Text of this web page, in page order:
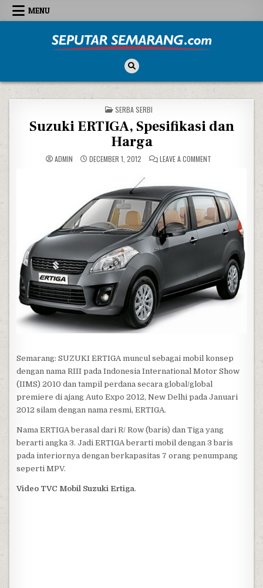
Skip to content
MENU
POSTED IN
SERBA SERBI
Suzuki ERTIGA, Spesifikasi dan
Harga
ADMIN DECEMBER 1, 2012 LEAVE A COMMENT
Semarang: SUZUKI ERTIGA muncul sebagai mobil konsep
dengan nama RIII pada Indonesia International Motor Show
(IIMS) 2010 dan tampil perdana secara global/global
premiere di ajang Auto Expo 2012, New Delhi pada Januari
2012 silam dengan nama resmi, ERTIGA.
Nama ERTIGA berasal dari R/ Row (baris) dan Tiga yang
berarti angka 3. Jadi ERTIGA berarti mobil dengan 3 baris
pada interiornya dengan berkapasitas 7 orang penumpang
seperti MPV.
Video TVC Mobil Suzuki Ertiga.